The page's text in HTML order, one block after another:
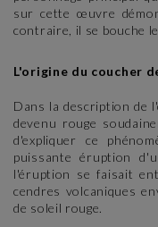
sur cette œuvre
contraire, il se bouche
L'origine du coucher
Dans la description de
devenu rouge
d'expliquer ce
puissante éruption
l'éruption se faisait
cendres volcaniques
de soleil rouge.